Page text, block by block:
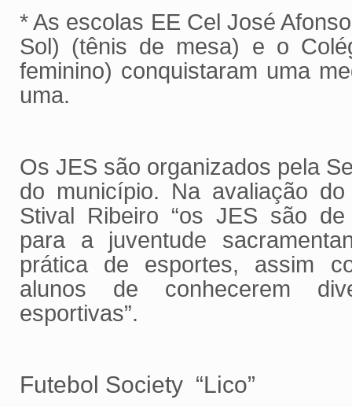
* As escolas EE Cel José
Sol) (tênis de mesa) e o
feminino) conquistaram uma
uma.
Os JES são organizados pela
do município. Na avaliação
Stival Ribeiro “os JES são de
para a juventude
prática de esportes, assim
alunos de conhecerem
esportivas”.
Futebol Society “Lico”